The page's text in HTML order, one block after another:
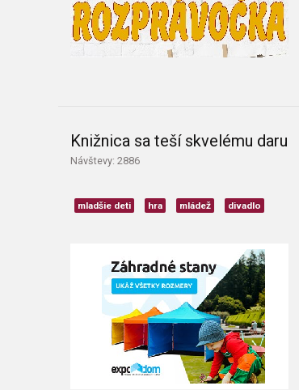
Knižnica sa teší skvelému daru
Návštevy: 2886
mladšie deti hra mládež divadlo